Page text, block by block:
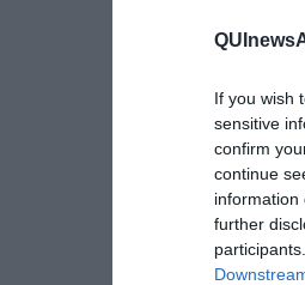
If you wish
sensitive
confirm
continue
information
further